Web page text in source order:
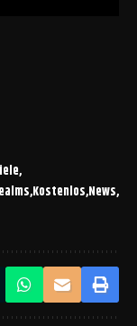
Kostenlos News